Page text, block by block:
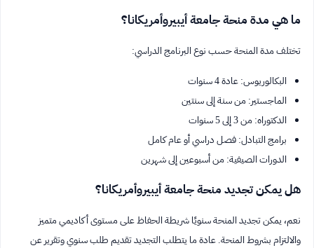
ما هي مدة منحة جامعة أيبيروأمريكانا؟
تختلف مدة المنحة حسب نوع البرنامج الدراسي:
البكالوريوس: عادة 4 سنوات
الماجستير: من سنة إلى سنتين
الدكتوراه: من 3 إلى 5 سنوات
برامج التبادل: فصل دراسي أو عام كامل
الدورات الصيفية: من أسبوعين إلى شهرين
هل يمكن تجديد منحة جامعة أيبيروأمريكانا؟
نعم، يمكن تجديد المنحة سنويًا شريطة الحفاظ على مستوى أكاديمي متميز
والالتزام بشروط المنحة. عادة ما يتطلب التجديد تقديم طلب سنوي وتقرير عن